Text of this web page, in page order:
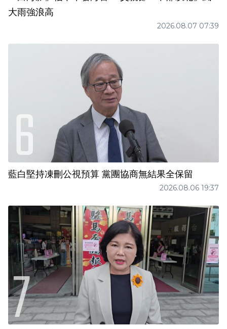
大雨強浪高
2026.08.07 07:39
藍白堅持凍刪公視預算 黨團協商無結果全保留
2026.08.06 19:37